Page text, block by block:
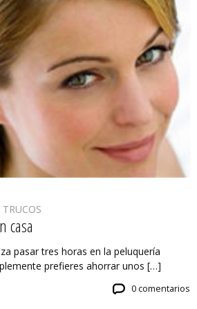
TRUCOS
casa
pasar tres horas en la peluquería
prefieres ahorrar unos […]
0 comentarios